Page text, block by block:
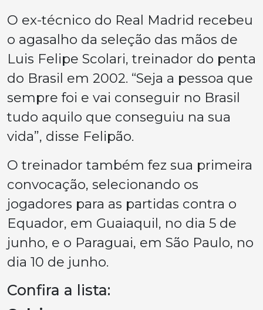
O ex-técnico do Real Madrid recebeu
o agasalho da seleção das mãos de
Luis Felipe Scolari, treinador do penta
do Brasil em 2002. “Seja a pessoa que
sempre foi e vai conseguir no Brasil
tudo aquilo que conseguiu na sua
vida”, disse Felipão.
O treinador também fez sua primeira
convocação, selecionando os
jogadores para as partidas contra o
Equador, em Guaiaquil, no dia 5 de
junho, e o Paraguai, em São Paulo, no
dia 10 de junho.
Confira a lista: